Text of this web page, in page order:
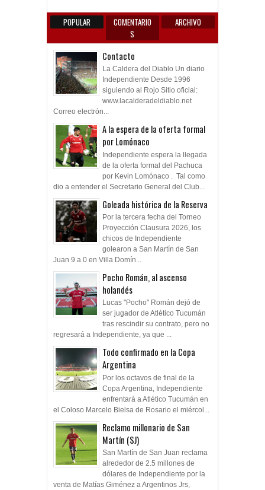
POPULAR
COMENTARIO
S
ARCHIVO
Contacto
La Caldera del Diablo Un diario
Independiente Desde 1996
siguiendo al Rojo Sitio oficial:
www.lacalderadeldiablo.net
Correo electrón...
A la espera de la oferta formal
por Lomónaco
Independiente espera la llegada
de la oferta formal del Pachuca
por Kevin Lomónaco . Tal como
dio a entender el Secretario General del Club...
Goleada histórica de la Reserva
Por la tercera fecha del Torneo
Proyección Clausura 2026, los
chicos de Independiente
golearon a San Martín de San
Juan 9 a 0 en Villa Domín...
Pocho Román, al ascenso
holandés
Lucas "Pocho" Román dejó de
ser jugador de Atlético Tucumán
tras rescindir su contrato, pero no
regresará a Independiente, ya que ...
Todo confirmado en la Copa
Argentina
Por los octavos de final de la
Copa Argentina, Independiente
enfrentará a Atlético Tucumán en
el Coloso Marcelo Bielsa de Rosario el miércol...
Reclamo millonario de San
Martín (SJ)
San Martín de San Juan reclama
alrededor de 2.5 millones de
dólares de Independiente por la
venta de Matías Giménez a Argentinos Jrs,